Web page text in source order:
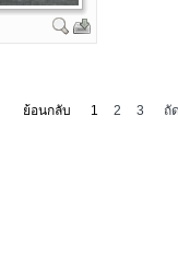
ย้อนกลับ 1 2 3 ถั